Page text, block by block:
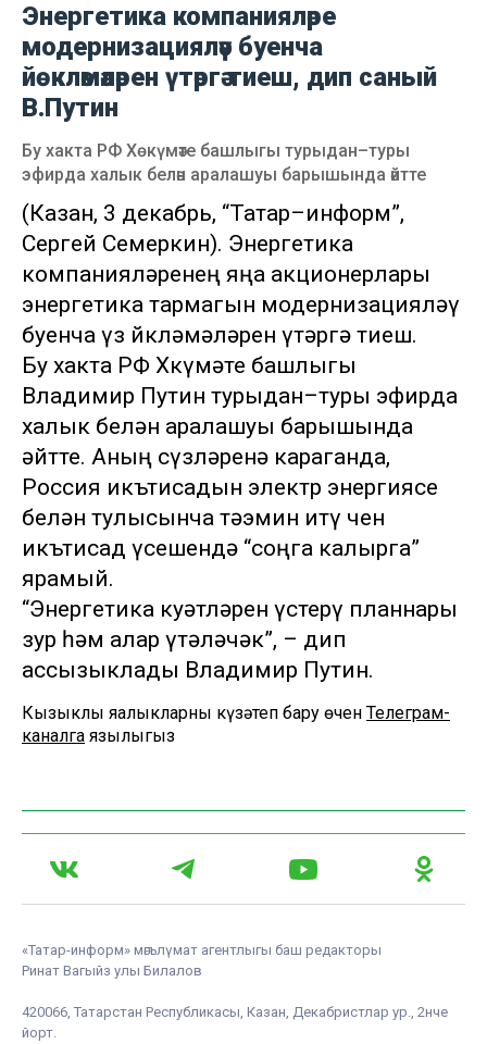
Энергетика компанияләре
модернизацияләү буенча
йөкләмәләрен үтәргә тиеш, дип саный
В.Путин
Бу хакта РФ Хөкүмәте башлыгы турыдан–туры
эфирда халык белән аралашуы барышында әйтте
(Казан, 3 декабрь, “Татар–информ”,
Сергей Семеркин). Энергетика
компанияләренең яңа акционерлары
энергетика тармагын модернизацияләү
буенча үз йөкләмәләрен үтәргә тиеш.
Бу хакта РФ Хөкүмәте башлыгы
Владимир Путин турыдан–туры эфирда
халык белән аралашуы барышында
әйтте. Аның сүзләренә караганда,
Россия икътисадын электр энергиясе
белән тулысынча тәэмин итү өчен
икътисад үсешендә “соңга калырга”
ярамый.
“Энергетика куәтләрен үстерү планнары
зур һәм алар үтәләчәк”, – дип
ассызыклады Владимир Путин.
Кызыклы яңалыкларны күзәтеп бару өчен Телеграм-
каналга язылыгыз
«Татар-информ» мәгълүмат агентлыгы баш редакторы
Ринат Вагыйз улы Билалов
420066, Татарстан Республикасы, Казан, Декабристлар ур., 2нче
йорт.